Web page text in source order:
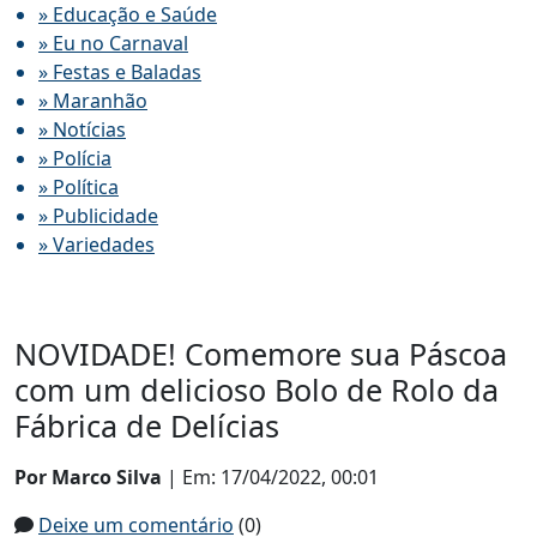
» Educação e Saúde
» Eu no Carnaval
» Festas e Baladas
» Maranhão
» Notícias
» Polícia
» Política
» Publicidade
» Variedades
NOVIDADE! Comemore sua Páscoa
com um delicioso Bolo de Rolo da
Fábrica de Delícias
Por Marco Silva | Em: 17/04/2022, 00:01
Deixe um comentário (0)